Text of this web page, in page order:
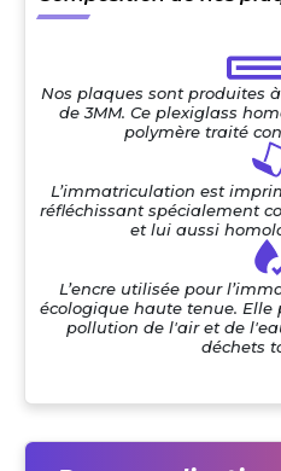
Nos plaques sont produites
de 3MM. Ce plexiglass
polymère traité
L’immatriculation est
réfléchissant spécialement
et lui aussi
L’encre utilisée pour
écologique haute tenue.
pollution de l'air et de
déchets